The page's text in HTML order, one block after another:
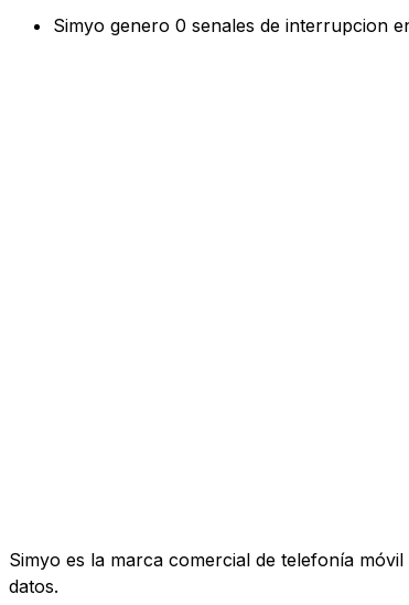
Simyo genero 0 senales de interrupcion
Simyo es la marca comercial de telefonía
datos.